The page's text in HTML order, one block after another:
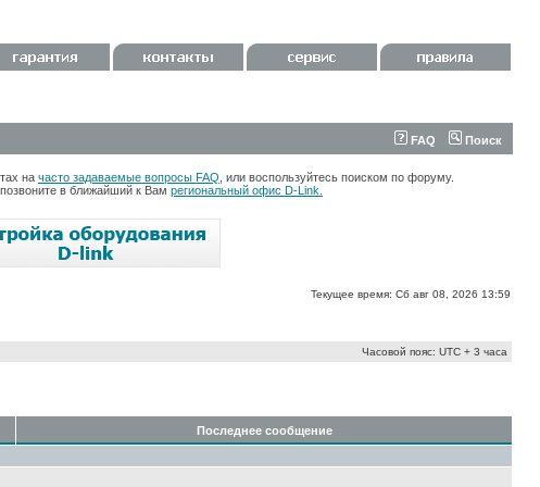
FAQ Поиск
на часто задаваемые вопросы FAQ , или воспользуйтесь поиском по форуму.
в ближайший к Вам региональный офис D-Link.
Текущее время: Сб авг 08, 2026 13:59
Часовой пояс: UTC + 3 часа
Последнее сообщение